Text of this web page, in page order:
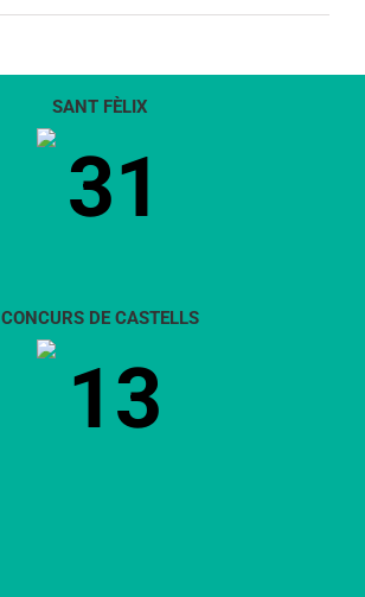
SANT FÈLIX
31
CONCURS DE CASTELLS
13